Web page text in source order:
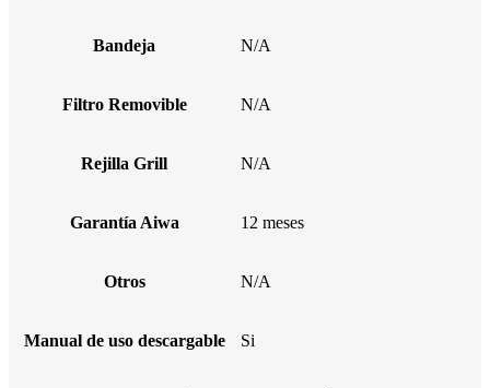
Bandeja N/A
Filtro Removible N/A
Rejilla Grill N/A
Garantía Aiwa 12 meses
Otros N/A
Manual de uso descargable Si